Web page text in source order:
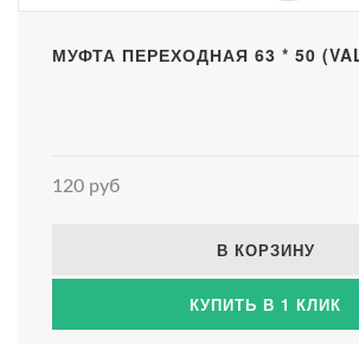
МУФТА ПЕРЕХОДНАЯ 63 * 50
120 руб
В КОРЗИНУ
КУПИТЬ В 1 КЛИК